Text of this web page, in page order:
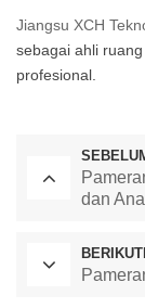
Jiangsu XCH
sebagai ahli
profesional.
dan